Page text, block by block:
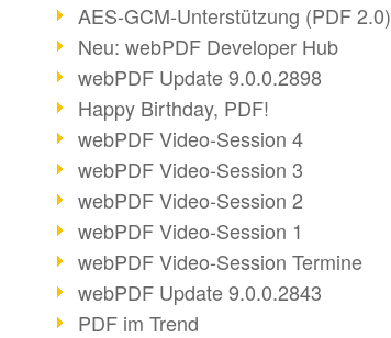
AES-GCM-Unterstützung (PDF 2.0)
Neu: webPDF Developer Hub
webPDF Update 9.0.0.2898
Happy Birthday, PDF!
webPDF Video-Session 4
webPDF Video-Session 3
webPDF Video-Session 2
webPDF Video-Session 1
webPDF Video-Session Termine
webPDF Update 9.0.0.2843
PDF im Trend